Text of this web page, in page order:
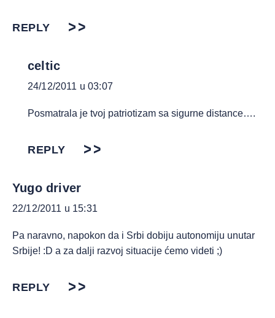
REPLY
celtic
24/12/2011 u 03:07
Posmatrala je tvoj patriotizam sa sigurne distance….
REPLY
Yugo driver
22/12/2011 u 15:31
Pa naravno, napokon da i Srbi dobiju autonomiju unutar
Srbije! :D a za dalji razvoj situacije ćemo videti ;)
REPLY